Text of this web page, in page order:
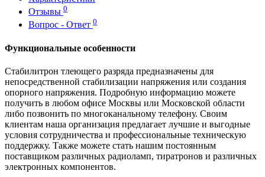
Отзывы 0
Вопрос - Ответ 0
Функциональные особенности
Стабилитрон тлеющего разряда предназначены для
непосредственной стабилизации напряжения или создания
опорного напряжения. Подробную информацию можете
получить в любом офисе Москвы или Московской области
либо позвонить по многоканальному телефону. Своим
клиентам наша организация предлагает лучшие и выгодные
условия сотрудничества и профессиональные техническую
поддержку. Также можете стать нашим постоянным
поставщиком различных радиоламп, тиратронов и различных
электронных компонентов.